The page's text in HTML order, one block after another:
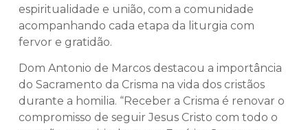
espiritualidade e união, com a comunidade
acompanhando cada etapa da liturgia com
fervor e gratidão.
Dom Antonio de Marcos destacou a importância
do Sacramento da Crisma na vida dos cristãos
durante a homilia. “Receber a Crisma é renovar o
compromisso de seguir Jesus Cristo com todo o